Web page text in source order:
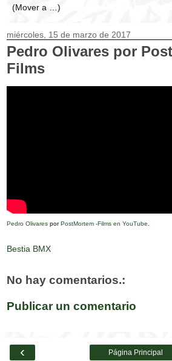
miércoles, 15 de marzo de 2017
Pedro Olivares por
Films
Pedro Olivares por PostMortem -Films en YouTube.
Bestia BMX
No hay comentarios.:
Publicar un comentario
‹ Página Principal